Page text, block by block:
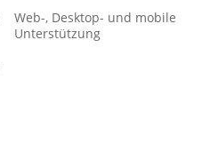
Web-, Desktop- und mobile
Unterstützung